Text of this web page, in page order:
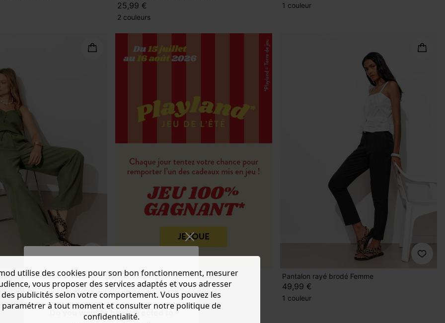
Do you want to be redirected to
25,99 €
2 couleurs
1 couleur
imprimé Femme
Pantalon rayé brodé Femme
49,99 €
1 couleur
utilise des cookies pour son bon fonctionnement, mesurer
vous proposer des services adaptés et vous adresser
des publicités selon votre comportement. Vous pouvez les
paramétrer à tout moment et consulter notre politique de
confidentialité.